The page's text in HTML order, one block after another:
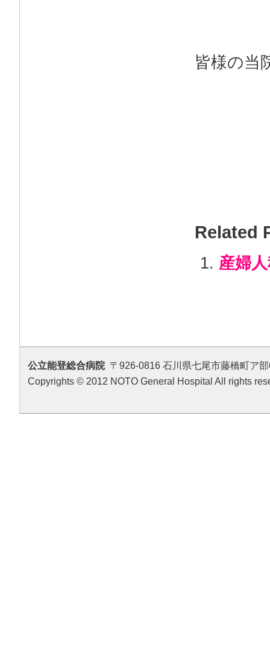
皆様の当
Related
産婦
公立能登総合病院〒926-0816 石川県七尾市藤橋町ア
Copyrights © 2012 NOTO General Hospital All rights